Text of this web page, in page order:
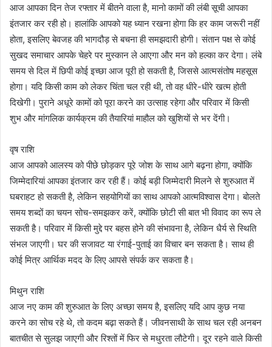
आज आपका दिन तेज रफ्तार में बीतने वाला है, मानो कामों की लंबी सूची आपका
इंतजार कर रही हो। हालांकि आपको यह ध्यान रखना होगा कि हर काम जरूरी नहीं
होता, इसलिए बेवजह की भागदौड़ से बचना ही समझदारी होगी। संतान पक्ष से कोई
सुखद समाचार आपके चेहरे पर मुस्कान ले आएगा और मन को हल्का कर देगा। लंबे
समय से दिल में छिपी कोई इच्छा आज पूरी हो सकती है, जिससे आत्मसंतोष महसूस
होगा। यदि किसी काम को लेकर चिंता चल रही थी, तो वह धीरे-धीरे खत्म होती
दिखेगी। पुराने अधूरे कामों को पूरा करने का उत्साह रहेगा और परिवार में किसी
शुभ और मांगलिक कार्यक्रम की तैयारियां माहौल को खुशियों से भर देंगी।
वृष राशि
आज आपको आलस्य को पीछे छोड़कर पूरे जोश के साथ आगे बढ़ना होगा, क्योंकि
जिम्मेदारियां आपका इंतजार कर रही हैं। कोई बड़ी जिम्मेदारी मिलने से शुरुआत में
घबराहट हो सकती है, लेकिन सहयोगियों का साथ आपको आत्मविश्वास देगा। बोलते
समय शब्दों का चयन सोच-समझकर करें, क्योंकि छोटी सी बात भी विवाद का रूप ले
सकती है। परिवार में किसी मुद्दे पर बहस होने की संभावना है, लेकिन धैर्य से स्थिति
संभल जाएगी। घर की सजावट या रंगाई-पुताई का विचार बन सकता है। साथ ही
कोई मित्र आर्थिक मदद के लिए आपसे संपर्क कर सकता है।
मिथुन राशि
आज नए काम की शुरुआत के लिए अच्छा समय है, इसलिए यदि आप कुछ नया
करने का सोच रहे थे, तो कदम बढ़ा सकते हैं। जीवनसाथी के साथ चल रही अनबन
बातचीत से सुलझ जाएगी और रिश्तों में फिर से मधुरता लौटेगी। दूर रहने वाले किसी